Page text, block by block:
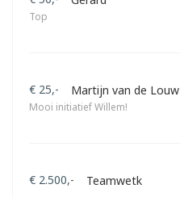
Top
€ 25,- Martijn van de Louw
Mooi initiatief Willem!
€ 2.500,- Teamwetk